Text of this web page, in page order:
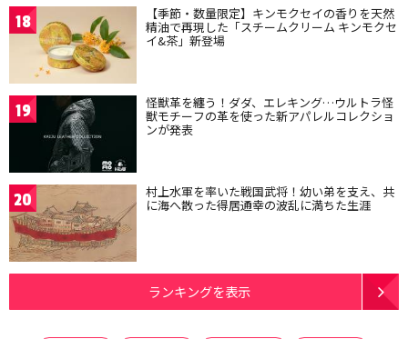
18 【季節・数量限定】キンモクセイの香りを天然
精油で再現した「スチームクリーム キンモクセ
イ&茶」新登場
19 怪獣革を纏う！ダダ、エレキング…ウルトラ怪
獣モチーフの革を使った新アパレルコレクショ
ンが発表
20 村上水軍を率いた戦国武将！幼い弟を支え、共
に海へ散った得居通幸の波乱に満ちた生涯
ランキングを表示